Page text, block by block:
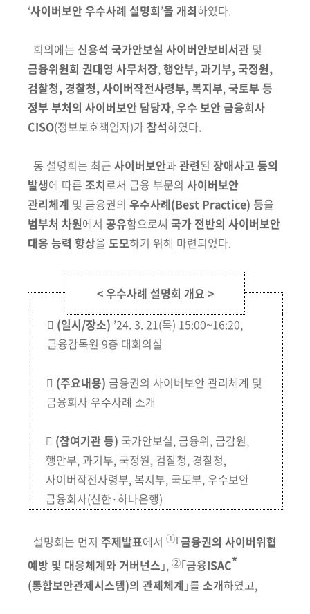
‘사이버보안 우수사례 설명회’을 개최하였다.
회의에는 신용석 국가안보실 사이버안보비서관 및
금융위원회 권대영 사무처장,행안부, 과기부, 국정원,
검찰청, 경찰청, 사이버작전사령부, 복지부,국토부 등
정부 부처의 사이버보안 담당자,우수 보안 금융회사
CISO(정보보호책임자)가 참석하였다.
동 설명회는 최근 사이버보안과 관련된 장애사고 등의
발생에 따른 조치로서 금융 부문의 사이버보안
관리체계 및 금융권의 우수사례(Best Practice) 등을
범부처 차원에서 공유함으로써 국가 전반의 사이버보안
대응 능력 향상을 도모하기 위해 마련되었다.
< 우수사례 설명회 개요 >
 (일시/장소) ’24. 3. 21(목) 15:00~16:20,
금융감독원 9층 대회의실
 (주요내용) 금융권의 사이버보안 관리체계 및
금융회사 우수사례 소개
 (참여기관 등) 국가안보실, 금융위, 금감원,
행안부, 과기부, 국정원, 검찰청, 경찰청,
사이버작전사령부, 복지부, 국토부, 우수보안
금융회사(신한·하나은행)
설명회는 먼저 주제발표에서 ①｢금융권의 사이버위협
예방 및 대응체계와거버넌스 ｣, ②｢금융ISAC*
(통합보안관제시스템)의 관제체계 ｣를 소개하였고,